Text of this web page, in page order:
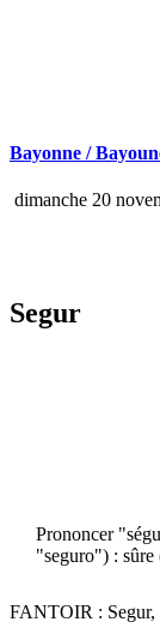
Bayonne /
dimanche 20
Segur
Prononcer
"seguro") :
FANTOIR : Segur,